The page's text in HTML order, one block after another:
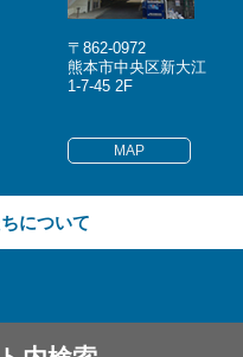
〒862-0972
熊本市中央区新大江
1-7-45 2F
MAP
について